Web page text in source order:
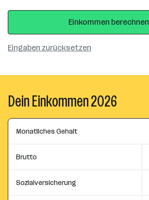
Eingaben zurücksetzen
Einkommen berechnen
Dein Einkommen 2026
Monatliches Gehalt
Brutto
Sozialversicherung